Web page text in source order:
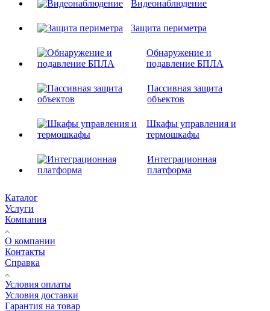
Видеонаблюдение
Защита периметра
Обнаружение и
подавление БПЛА
Пассивная защита
объектов
Шкафы управления и
термошкафы
Интеграционная
платформа
Каталог
Услуги
Компания
О компании
Контакты
Справка
Условия оплаты
Условия доставки
Гарантия на товар